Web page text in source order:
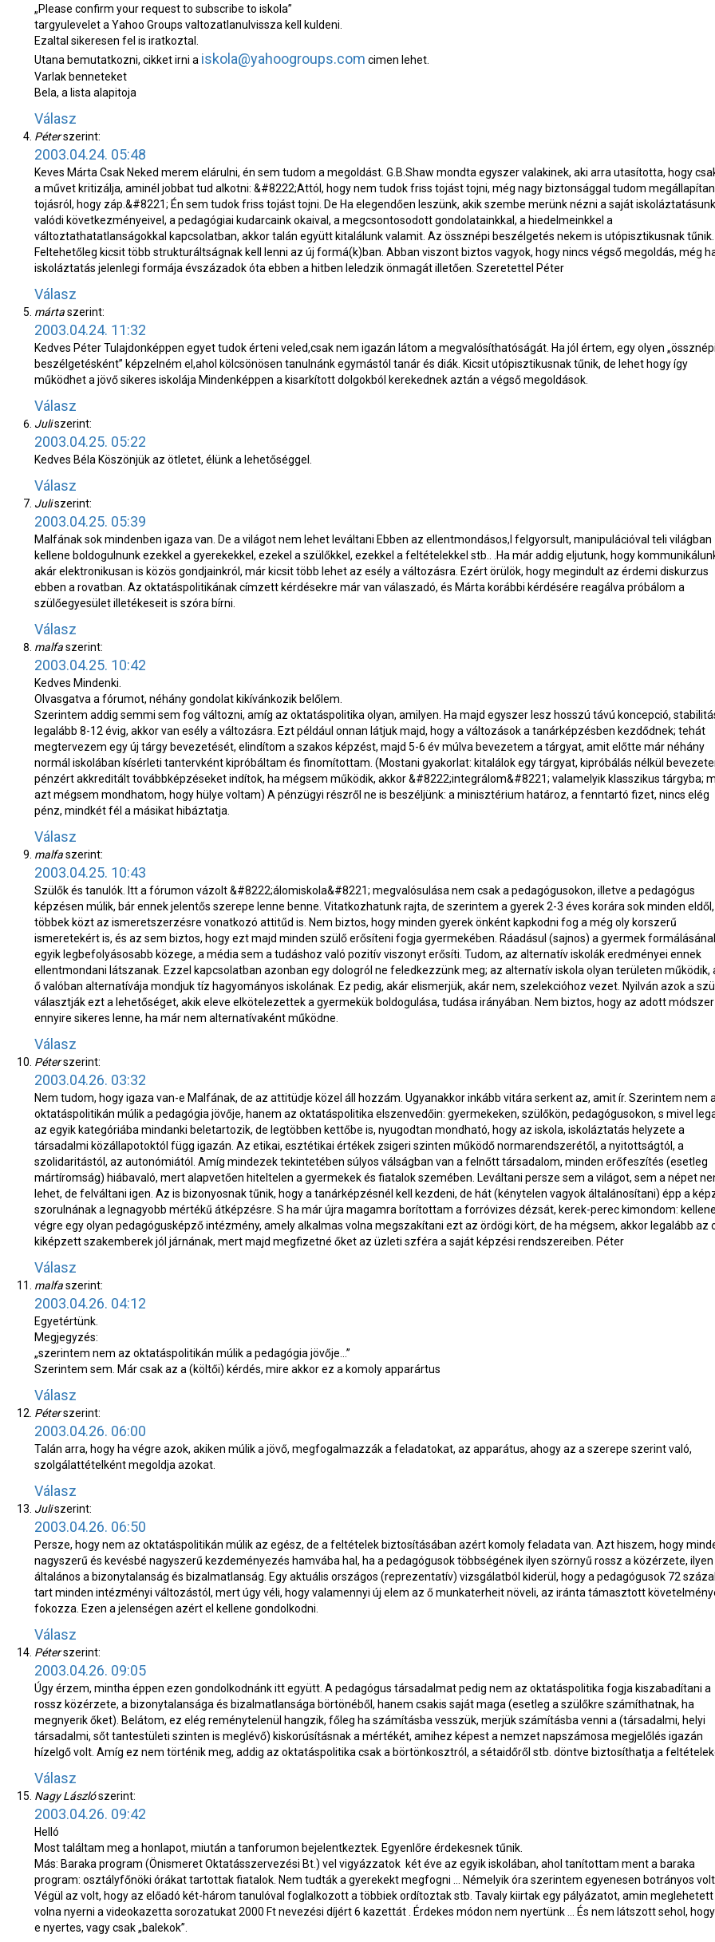
„Please confirm your request to subscribe to iskola”
targyulevelet a Yahoo Groups valtozatlanulvissza kell kuldeni.
Ezaltal sikeresen fel is iratkoztal.
Utana bemutatkozni, cikket irni a iskola@yahoogroups.com cimen lehet.
Varlak benneteket
Bela, a lista alapitoja
Válasz
Péterszerint:
2003.04.24. 05:48
Keves Márta Csak Neked merem elárulni, én sem tudom a megoldást. G.B.Shaw mondta egyszer valakinek, aki arra utasította, hogy
a művet kritizálja, aminél jobbat tud alkotni: &#8222;Attól, hogy nem tudok friss tojást tojni, még nagy biztonsággal tudom
tojásról, hogy záp.&#8221; Én sem tudok friss tojást tojni. De Ha elegendően leszünk, akik szembe merünk nézni a saját iskoláztatásunk
valódi következményeivel, a pedagógiai kudarcaink okaival, a megcsontosodott gondolatainkkal, a hiedelmeinkkel a
változtathatatlanságokkal kapcsolatban, akkor talán együtt kitalálunk valamit. Az össznépi beszélgetés nekem is utópisztikusnak tűnik.
Feltehetőleg kicsit több strukturáltságnak kell lenni az új formá(k)ban. Abban viszont biztos vagyok, hogy nincs végső megoldás, még
iskoláztatás jelenlegi formája évszázadok óta ebben a hitben leledzik önmagát illetően. Szeretettel Péter
Válasz
mártaszerint:
2003.04.24. 11:32
Kedves PéterTulajdonképpen egyet tudok érteni veled,csak nem igazán látom a megvalósíthatóságát. Ha jól értem, egy olyen „össznépi
beszélgetésként” képzelném el,ahol kölcsönösen tanulnánk egymástól tanár és diák. Kicsit utópisztikusnak tűnik, de lehet hogy így
működhet a jövő sikeres iskolája Mindenképpen a kisarkított dolgokból kerekednek aztán a végső megoldások.
Válasz
Juliszerint:
2003.04.25. 05:22
Kedves Béla Köszönjük az ötletet, élünk a lehetőséggel.
Válasz
Juliszerint:
2003.04.25. 05:39
Malfának sok mindenben igaza van. De a világot nem lehet leváltani Ebben az ellentmondásos,l felgyorsult, manipulációval teli világban
kellene boldogulnunk ezekkel a gyerekekkel, ezekel a szülőkkel, ezekkel a feltételekkel stb.. .Ha már addig eljutunk, hogy
akár elektronikusan is közös gondjainkról, már kicsit több lehet az esély a változásra. Ezért örülök, hogy megindult az érdemi diskurzus
ebben a rovatban. Az oktatáspolitikának címzett kérdésekre már van válaszadó, és Márta korábbi kérdésére reagálva próbálom a
szülőegyesület illetékeseit is szóra bírni.
Válasz
malfaszerint:
2003.04.25. 10:42
Kedves Mindenki.
Olvasgatva a fórumot, néhány gondolat kikívánkozik belőlem.
Szerintem addig semmi sem fog változni, amíg az oktatáspolitika olyan, amilyen. Ha majd egyszer lesz hosszú távú koncepció,
legalább 8-12 évig, akkor van esély a változásra. Ezt például onnan látjuk majd, hogy a változások a tanárképzésben kezdődnek; tehát
megtervezem egy új tárgy bevezetését, elindítom a szakos képzést, majd 5-6 év múlva bevezetem a tárgyat, amit előtte már néhány
normál iskolában kísérleti tantervként kipróbáltam és finomítottam. (Mostani gyakorlat: kitalálok egy tárgyat, kipróbálás nélkül
pénzért akkreditált továbbképzéseket indítok, ha mégsem működik, akkor &#8222;integrálom&#8221; valamelyik klasszikus tárgyba;
azt mégsem mondhatom, hogy hülye voltam) A pénzügyi részről ne is beszéljünk: a minisztérium határoz, a fenntartó fizet, nincs elég
pénz, mindkét fél a másikat hibáztatja.
Válasz
malfaszerint:
2003.04.25. 10:43
Szülők és tanulók. Itt a fórumon vázolt &#8222;álomiskola&#8221; megvalósulása nem csak a pedagógusokon, illetve a pedagógus
képzésen múlik, bár ennek jelentős szerepe lenne benne. Vitatkozhatunk rajta, de szerintem a gyerek 2-3 éves korára sok minden eldől,
többek közt az ismeretszerzésre vonatkozó attitűd is. Nem biztos, hogy minden gyerek önként kapkodni fog a még oly korszerű
ismeretekért is, és az sem biztos, hogy ezt majd minden szülő erősíteni fogja gyermekében. Ráadásul (sajnos) a gyermek
egyik legbefolyásosabb közege, a média sem a tudáshoz való pozitív viszonyt erősíti. Tudom, az alternatív iskolák eredményei ennek
ellentmondani látszanak. Ezzel kapcsolatban azonban egy dologról ne feledkezzünk meg; az alternatív iskola olyan területen működik,
ő valóban alternatívája mondjuk tíz hagyományos iskolának. Ez pedig, akár elismerjük, akár nem, szelekcióhoz vezet. Nyilván azok a
választják ezt a lehetőséget, akik eleve elkötelezettek a gyermekük boldogulása, tudása irányában. Nem biztos, hogy az adott módszer
ennyire sikeres lenne, ha már nem alternatívaként működne.
Válasz
Péterszerint:
2003.04.26. 03:32
Nem tudom, hogy igaza van-e Malfának, de az attitüdje közel áll hozzám. Ugyanakkor inkább vitára serkent az, amit ír. Szerintem nem
oktatáspolitikán múlik a pedagógia jövője, hanem az oktatáspolitika elszenvedőin: gyermekeken, szülőkön, pedagógusokon, s mivel
az egyik kategóriába mindanki beletartozik, de legtöbben kettőbe is, nyugodtan mondható, hogy az iskola, iskoláztatás helyzete a
társadalmi közállapotoktól függ igazán. Az etikai, esztétikai értékek zsigeri szinten működő normarendszerétől, a nyitottságtól, a
szolidaritástól, az autonómiától. Amíg mindezek tekintetében súlyos válságban van a felnőtt társadalom, minden erőfeszítés (esetleg
mártíromság) hiábavaló, mert alapvetően hiteltelen a gyermekek és fiatalok szemében. Leváltani persze sem a világot, sem a népet
lehet, de felváltani igen. Az is bizonyosnak tűnik, hogy a tanárképzésnél kell kezdeni, de hát (kénytelen vagyok általánosítani) épp a
szorulnának a legnagyobb mértékű átképzésre. S ha már újra magamra borítottam a forróvizes dézsát, kerek-perec kimondom: kellene
végre egy olyan pedagógusképző intézmény, amely alkalmas volna megszakítani ezt az ördögi kört, de ha mégsem, akkor legalább az
kiképzett szakemberek jól járnának, mert majd megfizetné őket az üzleti szféra a saját képzési rendszereiben. Péter
Válasz
malfaszerint:
2003.04.26. 04:12
Egyetértünk.
Megjegyzés:
„szerintem nem az oktatáspolitikán múlik a pedagógia jövője…”
Szerintem sem. Már csak az a (költői) kérdés, mire akkor ez a komoly apparártus
Válasz
Péterszerint:
2003.04.26. 06:00
Talán arra, hogy ha végre azok, akiken múlik a jövő, megfogalmazzák a feladatokat, az apparátus, ahogy az a szerepe szerint való,
szolgálattételként megoldja azokat.
Válasz
Juliszerint:
2003.04.26. 06:50
Persze, hogy nem az oktatáspolitikán múlik az egész, de a feltételek biztosításában azért komoly feladata van. Azt hiszem, hogy
nagyszerű és kevésbé nagyszerű kezdeményezés hamvába hal, ha a pedagógusok többségének ilyen szörnyű rossz a közérzete, ilyen
általános a bizonytalanság és bizalmatlanság. Egy aktuális országos (reprezentatív) vizsgálatból kiderül, hogy a pedagógusok 72
tart minden intézményi változástól, mert úgy véli, hogy valamennyi új elem az ő munkaterheit növeli, az iránta támasztott
fokozza. Ezen a jelenségen azért el kellene gondolkodni.
Válasz
Péterszerint:
2003.04.26. 09:05
Úgy érzem, mintha éppen ezen gondolkodnánk itt együtt. A pedagógus társadalmat pedig nem az oktatáspolitika fogja kiszabadítani a
rossz közérzete, a bizonytalansága és bizalmatlansága börtönéből, hanem csakis saját maga (esetleg a szülőkre számíthatnak, ha
megnyerik őket). Belátom, ez elég reménytelenül hangzik, főleg ha számításba vesszük, merjük számításba venni a (társadalmi, helyi
társadalmi, sőt tantestületi szinten is meglévő) kiskorúsításnak a mértékét, amihez képest a nemzet napszámosa megjelőlés igazán
hízelgő volt. Amíg ez nem történik meg, addig az oktatáspolitika csak a börtönkosztról, a sétaidőről stb. döntve biztosíthatja a
Válasz
Nagy Lászlószerint:
2003.04.26. 09:42
Helló
Most találtam meg a honlapot, miután a tanforumon bejelentkeztek. Egyenlőre érdekesnek tűnik.
Más: Baraka program (Önismeret Oktatásszervezési Bt.) vel vigyázzatok két éve az egyik iskolában, ahol tanítottam ment a baraka
program: osztályfőnöki órákat tartottak fiatalok. Nem tudták a gyerekekt megfogni … Némelyik óra szerintem egyenesen botrányos volt.
Végül az volt, hogy az előadó két-három tanulóval foglalkozott a többiek ordítoztak stb. Tavaly kiirtak egy pályázatot, amin meglehetett
volna nyerni a videokazetta sorozatukat 2000 Ft nevezési díjért 6 kazettát . Érdekes módon nem nyertünk … És nem látszott sehol,
e nyertes, vagy csak „balekok”.